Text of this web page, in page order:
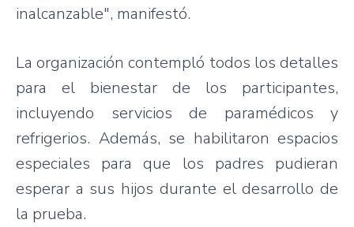
inalcanzable", manifestó.
La organización contempló todos los detalles
para el bienestar de los participantes,
incluyendo servicios de paramédicos y
refrigerios. Además, se habilitaron espacios
especiales para que los padres pudieran
esperar a sus hijos durante el desarrollo de
la prueba.